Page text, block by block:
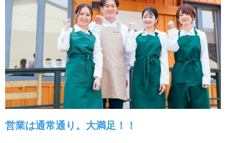
営業は通常通り。大満足！！